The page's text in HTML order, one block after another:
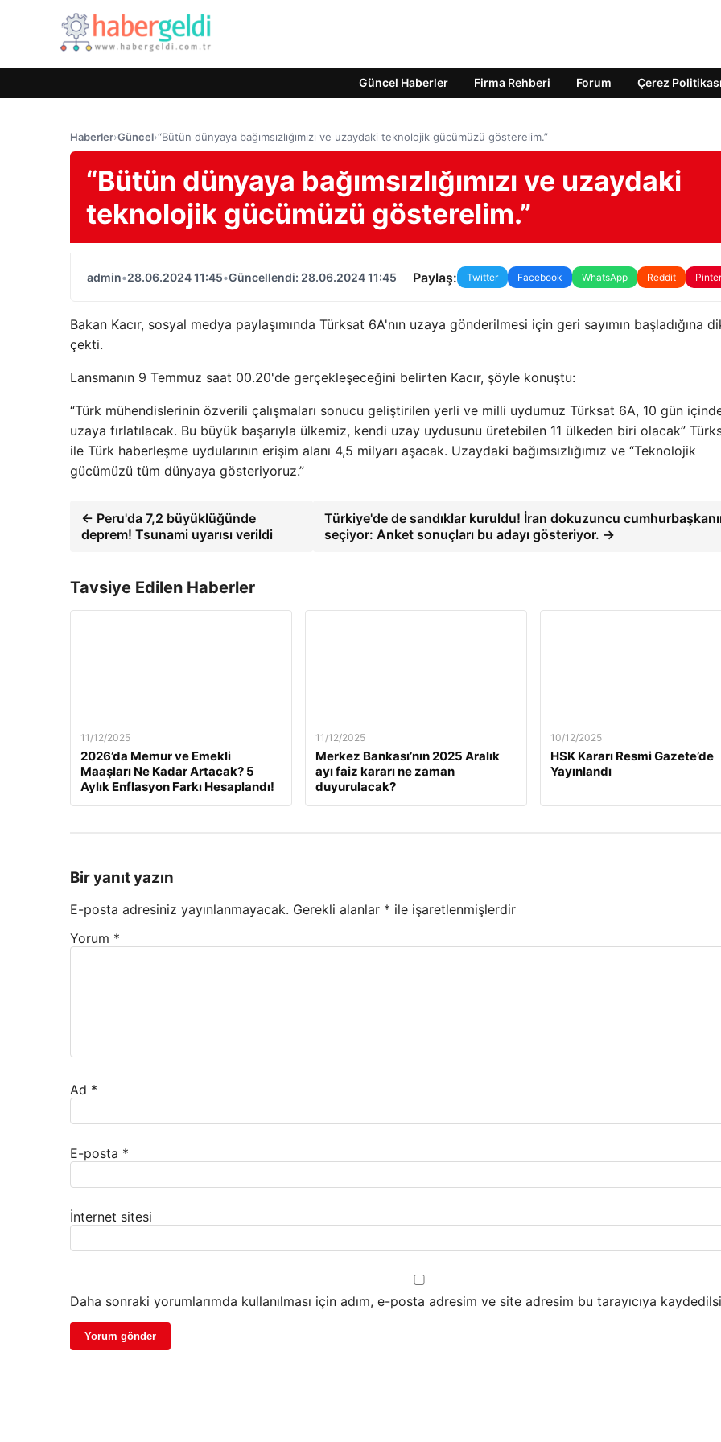
Güncel Haberler Firma Rehberi Forum Çerez Politikası
Haberler›Güncel›“Bütün dünyaya bağımsızlığımızı ve uzaydaki teknolojik gücümüzü gösterelim.”
“Bütün dünyaya bağımsızlığımızı ve uzaydaki
teknolojik gücümüzü gösterelim.”
admin•28.06.2024 11:45•Güncellendi: 28.06.2024 11:45 Paylaş: Twitter Facebook WhatsApp Reddit
Bakan Kacır, sosyal medya paylaşımında Türksat 6A'nın uzaya gönderilmesi için geri sayımın başladığına
çekti.
Lansmanın 9 Temmuz saat 00.20'de gerçekleşeceğini belirten Kacır, şöyle konuştu:
“Türk mühendislerinin özverili çalışmaları sonucu geliştirilen yerli ve milli uydumuz Türksat 6A, 10 gün
uzaya fırlatılacak. Bu büyük başarıyla ülkemiz, kendi uzay uydusunu üretebilen 11 ülkeden biri olacak”
ile Türk haberleşme uydularının erişim alanı 4,5 milyarı aşacak. Uzaydaki bağımsızlığımız ve “Teknolojik
gücümüzü tüm dünyaya gösteriyoruz.”
← Peru'da 7,2 büyüklüğünde
deprem! Tsunami uyarısı verildi
Türkiye'de de sandıklar kuruldu! İran dokuzuncu
seçiyor: Anket sonuçları bu adayı gösteriyor. →
Tavsiye Edilen Haberler
11/12/2025
2026’da Memur ve Emekli
Maaşları Ne Kadar Artacak? 5
Aylık Enflasyon Farkı Hesaplandı!
11/12/2025
Merkez Bankası’nın 2025 Aralık
ayı faiz kararı ne zaman
duyurulacak?
10/12/2025
HSK Kararı Resmi Gazete’de
Yayınlandı
Bir yanıt yazın
E-posta adresiniz yayınlanmayacak. Gerekli alanlar * ile işaretlenmişlerdir
Yorum *
Ad *
E-posta *
İnternet sitesi
Daha sonraki yorumlarımda kullanılması için adım, e-posta adresim ve site adresim bu tarayıcıya